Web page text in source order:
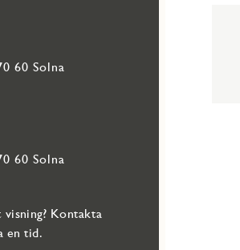
60 Solna
60 Solna
Kontakta
en tid.